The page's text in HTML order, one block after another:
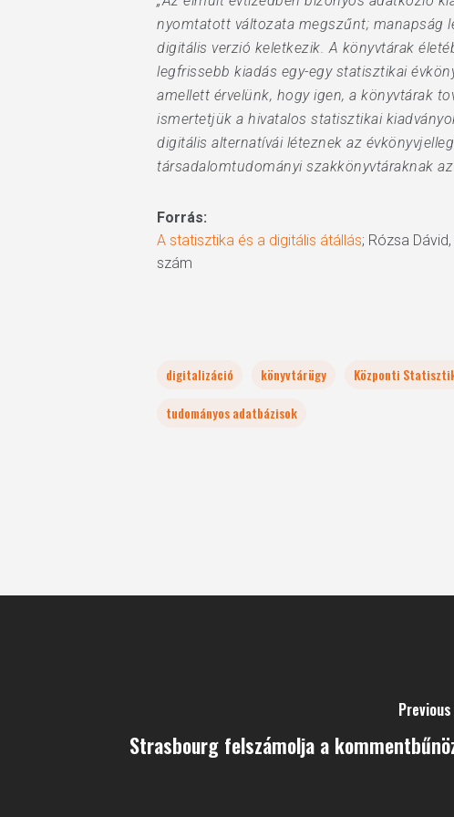
nyomtatott változata megszűnt; manapság
digitális verzió keletkezik. A könyvtárak
legfrissebb kiadás egy-egy statisztikai
amellett érvelünk, hogy igen, a könyvtárak
ismertetjük a hivatalos statisztikai
digitális alternatívái léteznek az
társadalomtudományi szakkönyvtáraknak
Forrás:
A statisztika és a digitális átállás; Rózsa
szám
digitalizáció könyvtárügy Központi
tudományos adatbázisok
Strasbourg felszámolja a